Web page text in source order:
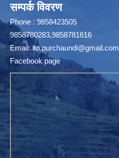
सम्पर्क विवरण
Phone : 9858423505
9858780283,9858781616
Email:ito.purchaundi@gmail.com
Facebook page